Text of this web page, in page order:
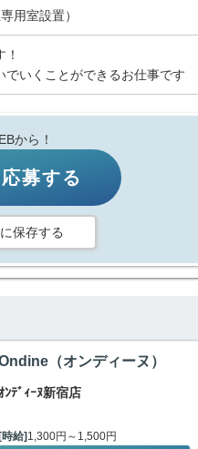
用室設置）
でいくことができるお仕事です
から！
募する
保存する
（オンディーヌ）
ﾝﾃﾞｨｰﾇ新宿店
[時給] 1,300円～1,500円